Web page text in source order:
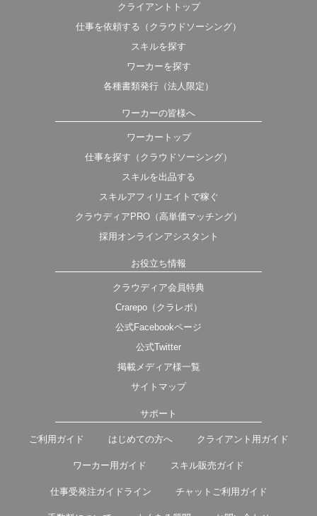
クライアントトップ
仕事を依頼する（クラウドソーシング）
スキルを探す
ワーカーを探す
各種書類発行（法人限定）
ワーカーの皆様へ
ワーカートップ
仕事を探す（クラウドソーシング）
スキルを出品する
スキルアフィリエイトで稼ぐ
クラウディアPRO（高単価マッチング）
採用オンラインアシスタント
お役立ち情報
クラウディア会員特典
Crarepo（クラレポ）
公式Facebookページ
公式Twitter
掲載メディア様一覧
サイトマップ
サポート
ご利用ガイド はじめての方へ クライアント用ガイド
ワーカー用ガイド スキル販売ガイド
仕事受発注ガイドライン チャットご利用ガイド